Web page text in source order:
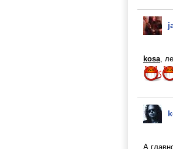
kosa,
А